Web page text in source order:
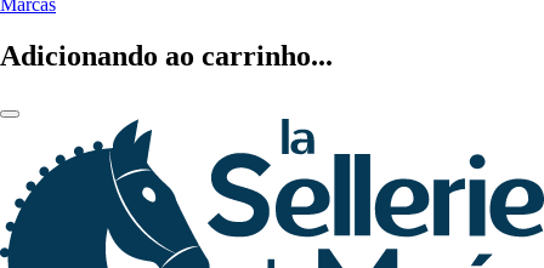
Marcas
Adicionando ao carrinho...